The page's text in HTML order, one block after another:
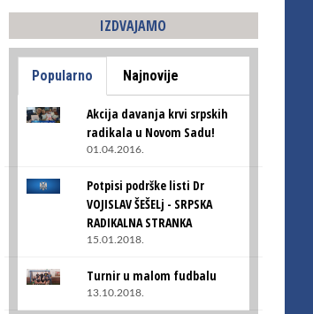
IZDVAJAMO
Popularno Najnovije
Akcija davanja krvi srpskih
radikala u Novom Sadu!
01.04.2016.
Potpisi podrške listi Dr
VOJISLAV ŠEŠELj - SRPSKA
RADIKALNA STRANKA
15.01.2018.
Turnir u malom fudbalu
13.10.2018.